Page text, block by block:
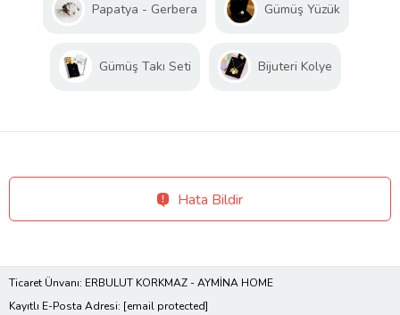
Papatya - Gerbera Gümüş Yüzük
Gümüş Takı Seti Bijuteri Kolye
Hata Bildir
Ticaret Ünvanı: ERBULUT KORKMAZ - AYMİNA HOME
Kayıtlı E-Posta Adresi: [email protected]